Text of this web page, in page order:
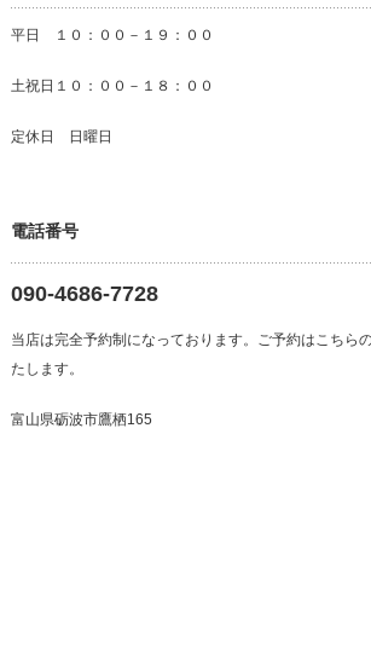
平日 １０：００－１９：００
土祝日１０：００－１８：００
定休日 日曜日
電話番号
090-4686-7728
当店は完全予約制になっております。ご予約はこちら
たします。
富山県砺波市鷹栖165